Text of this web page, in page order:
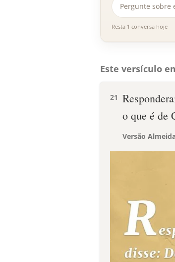
Resta 1 conversa hoje
Este versículo
21
o que é de
Versão